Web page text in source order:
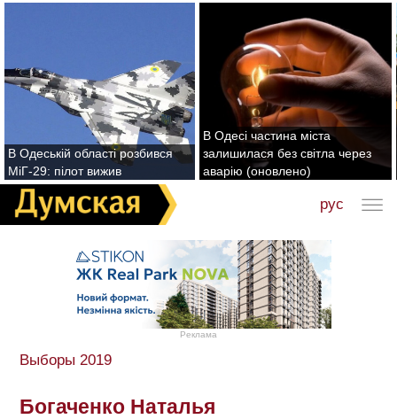
В Одеській області розбився
МіГ-29: пілот вижив
В Одесі частина міста
залишилася без світла через
аварію (оновлено)
рус
Реклама
Выборы 2019
Богаченко Наталья